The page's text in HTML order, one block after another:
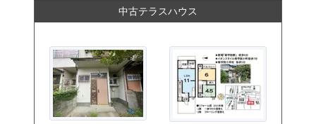
中古テラスハウス